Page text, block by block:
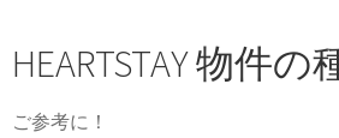
HEARTSTAY 物件の
ご参考に！